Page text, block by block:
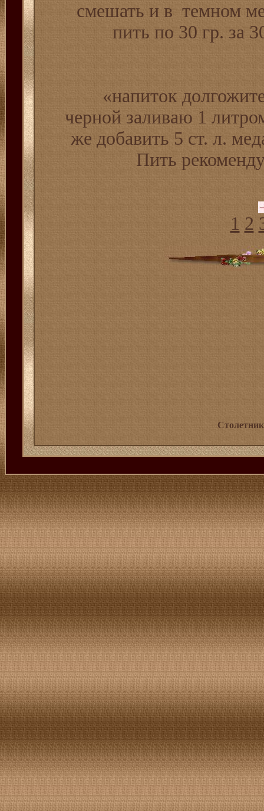
смешать и в темном
пить по 30 гр. за
«напиток
черной заливаю 1
же добавить 5 ст. л.
Пить
1 2